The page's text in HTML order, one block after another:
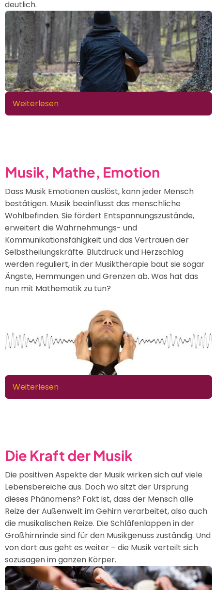
deutlich.
Weiterlesen
Homo
Musik, Mathe, Emotion
Dass Musik Emotionen auslöst, kann jeder Mensch
bestätigen. Musik beeinflusst das menschliche
Wohlbefinden. Sie fördert Entspannungszustände,
erweitert die Wahrnehmungs- und
Kommunikationsfähigkeit und das Vertrauen der
Selbstheilungskräfte. Blutdruck und Herzschlag
werden reguliert, in der Musiktherapie baut sie sogar
Ängste, Hemmungen und Grenzen ab. Was hat das
nun mit Mathematik zu tun?
Weiterlesen
Musik,
Die Kraft der Musik
Die positiven Aspekte der Musik wirken sich auf viele
Lebensbereiche aus. Doch wo sitzt der Ursprung
dieses Phänomens? Fakt ist, dass der Mensch alle
Reize der Außenwelt im Gehirn verarbeitet, also auch
die musikalischen Reize. Die Schläfenlappen in der
Großhirnrinde sind für den Musikgenuss zuständig. Und
von dort aus geht es weiter – die Musik verteilt sich
sozusagen im ganzen Körper.